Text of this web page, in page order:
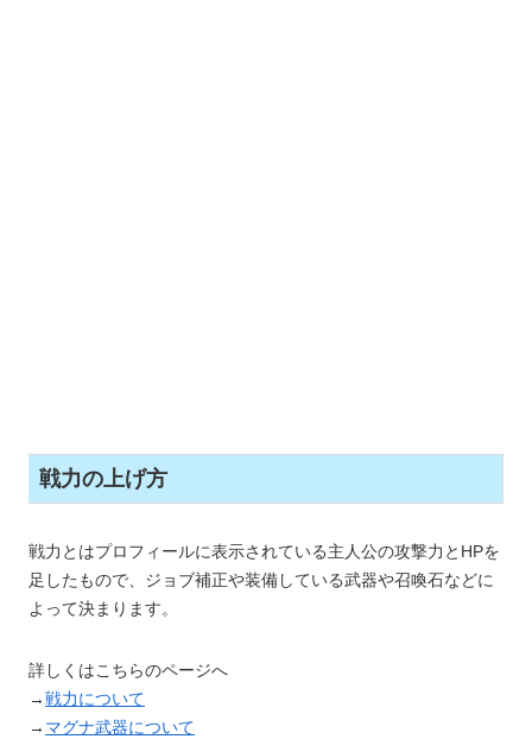
戦力の上げ方
戦力とはプロフィールに表示されている主人公の攻撃力とHPを
足したもので、ジョブ補正や装備している武器や召喚石などに
よって決まります。
詳しくはこちらのページへ
→戦力について
→ マグナ武器について